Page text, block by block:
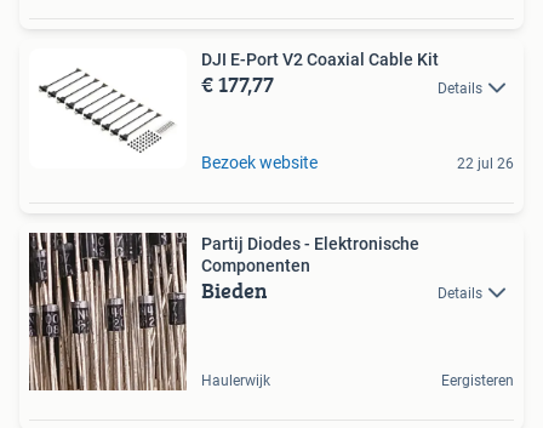
DJI E-Port V2 Coaxial Cable Kit
€ 177,77 Details
Bezoek website 22 jul 26
Partij Diodes - Elektronische
Componenten
Bieden Details
Haulerwijk Eergisteren